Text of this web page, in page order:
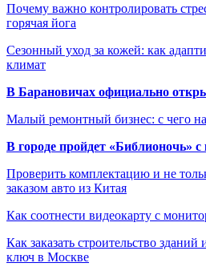
Почему важно контролировать
горячая йога
Сезонный уход за кожей: как
климат
В Барановичах официально
Малый ремонтный бизнес: с чего
В городе пройдет «Библионочь»
Проверить комплектацию и не
заказом авто из Китая
Как соотнести видеокарту с
Как заказать строительство
ключ в Москве